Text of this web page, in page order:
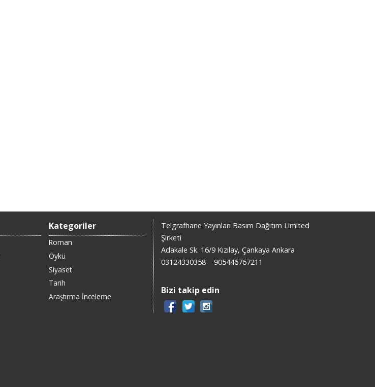
Kategoriler
Roman
Öykü
Siyaset
Tarih
Araştırma İnceleme
Telgrafhane Yayınları Basım Dağıtım Limited
Şirketi
Adakale Sk. 16/9 Kızılay, Çankaya Ankara
03124330358
905446767211
Bizi takip edin